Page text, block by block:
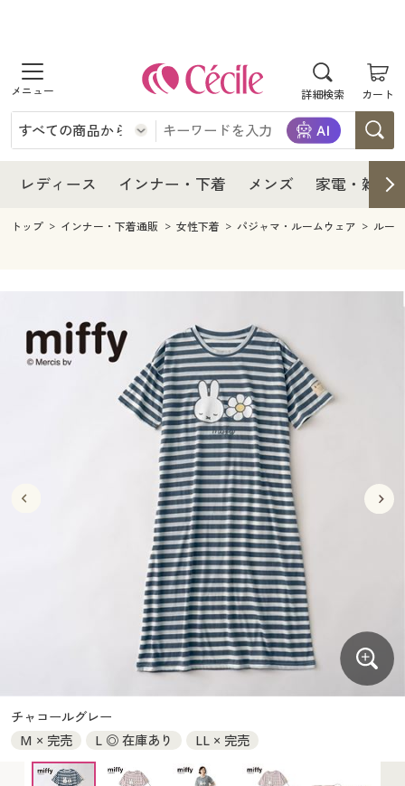
詳細検索 カート
商品を探す
レディース
レディースファッション
インナー・下着
インナー・下着通販すべて
メンズ下着
ジュニア・ティーンズ下着
メンズ
メンズファッション
家電・雑貨すべて
キッチン・雑貨・日用品
寝具・インテリア・家具
寝具・インテリア・家具通販すべて
カーテン・ラグ・ファブリック
美容・健康通販すべて
美容・健康・サプリメント
ジュニア・ティーンズ下着
大きいサイズ通販すべて
大きいサイズ レディース服
大きいサイズ レディース下着
大きいサイズ メンズ
大きいサイズ 事務・制服
カタログ・チラシからのご注文
デジタルカタログ
レディース インナー・下着 メンズ 家電・雑貨
レディース
レディース通販すべて
レディースファッション
インナー・下着
インナー・下着通販すべて
メンズ
キッチン・雑貨・日用品
家具・収納
カーテン・ラグ・ファブリック
美容・健康通販すべて
美容・健康・サプリメント
制服・スクール
制服・スクールすべて
ジュニア・ティーンズ下着
大きいサイズ通販すべて
大きいサイズ レディース服
大きいサイズ レディース下着
大きいサイズ メンズ
大きいサイズ 事務・制服
カタログ・チラシからのご注文
カタログ無料プレゼント
トップ インナー・下着通販 女性下着 パジャマ・ルームウェア ルー
チャコールグレー
M × 完売
L ◎ 在庫あり LL × 完売